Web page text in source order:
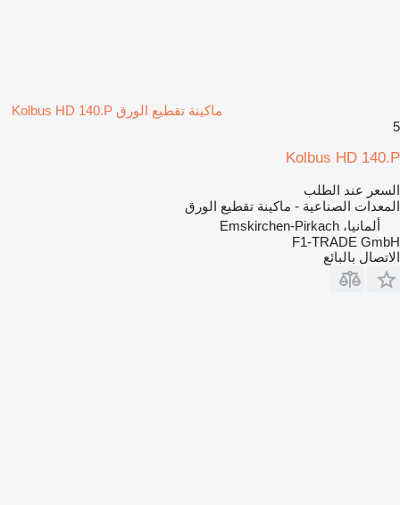
ماكينة تقطيع الورق Kolbus HD 140.P
5
Kolbus HD 140.P
السعر عند الطلب
المعدات الصناعية - ماكينة تقطيع الورق
ألمانيا، Emskirchen-Pirkach
F1-TRADE GmbH
الاتصال بالبائع